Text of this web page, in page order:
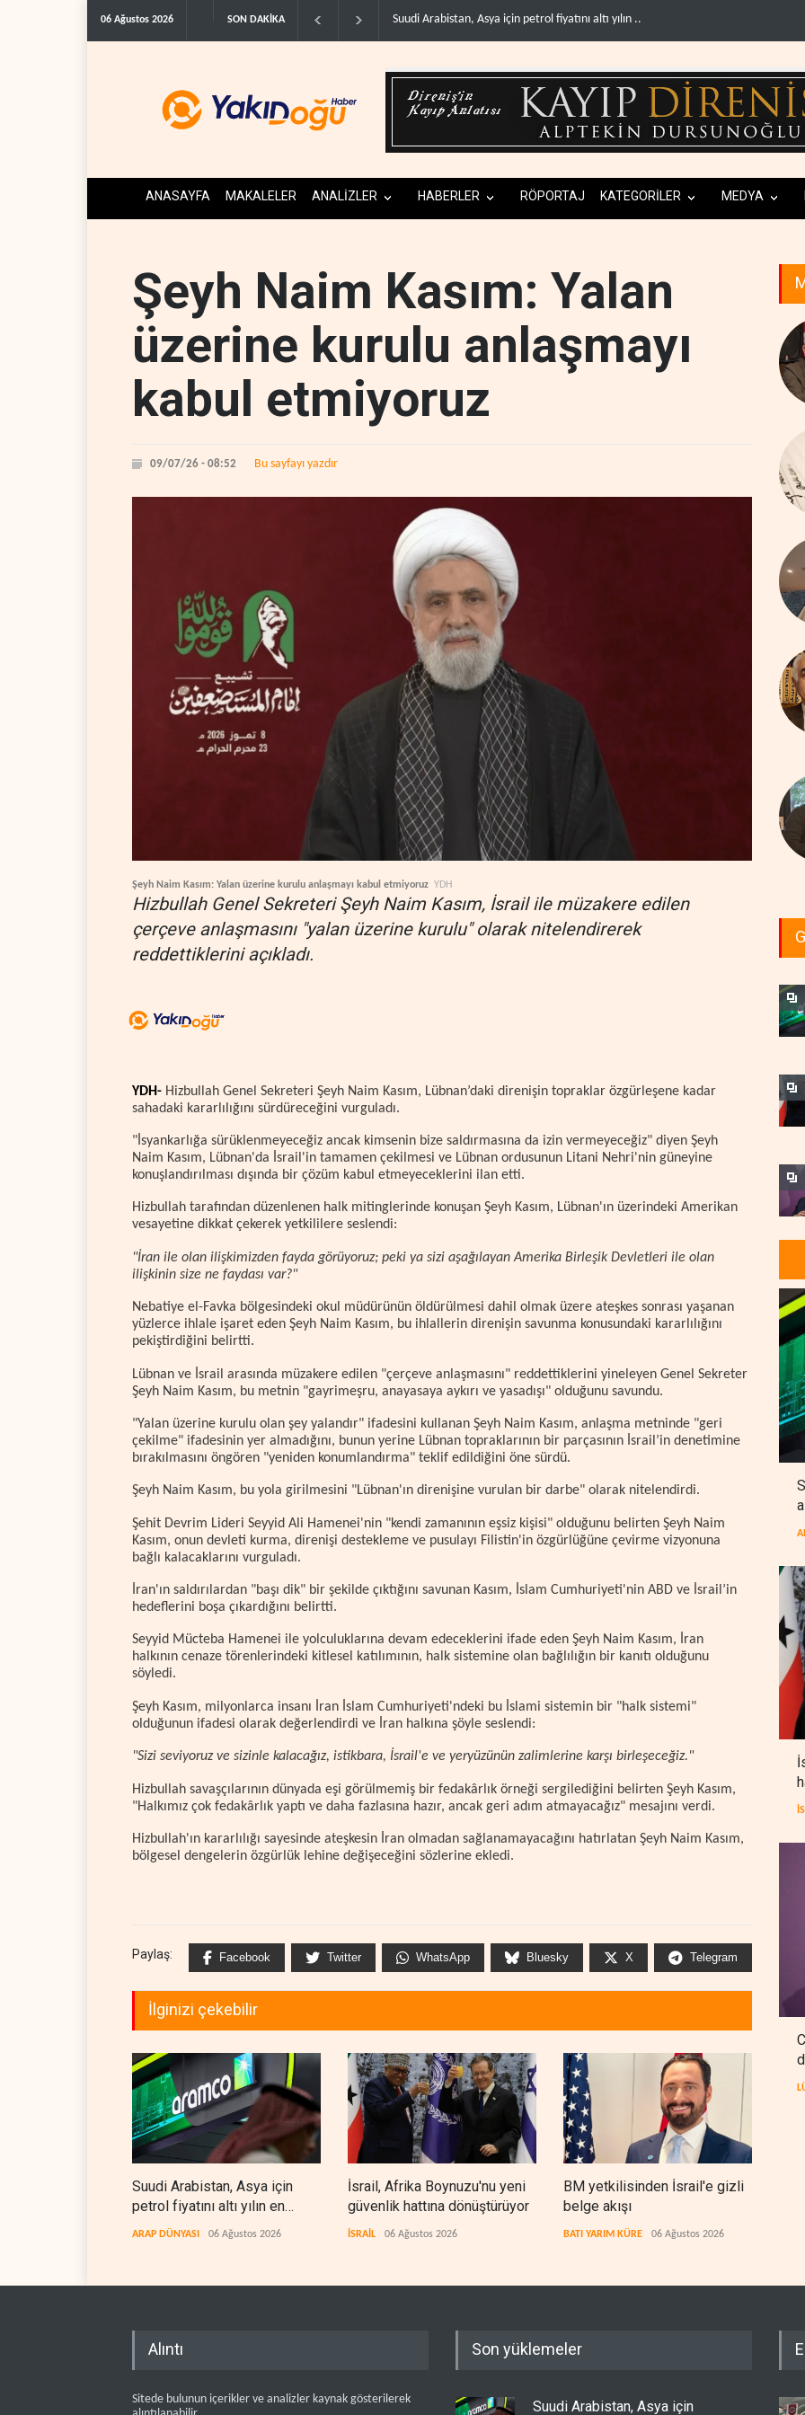
06 Ağustos 2026 SON DAKİKA
Suudi Arabistan, Asya için petrol fiyatını altı yılın .. İsrail, Afrika Boynuzu'nu yeni güvenlik hattına dönüşt..
ANASAYFA MAKALELER ANALİZLER HABERLER RÖPORTAJ KATEGORİLER MEDYA
Şeyh Naim Kasım: Yalan
üzerine kurulu anlaşmayı
kabul etmiyoruz
09/07/26 - 08:52 Bu sayfayı yazdır
Şeyh Naim Kasım: Yalan üzerine kurulu anlaşmayı kabul etmiyoruz YDH
Hizbullah Genel Sekreteri Şeyh Naim Kasım, İsrail ile müzakere edilen
çerçeve anlaşmasını "yalan üzerine kurulu" olarak nitelendirerek
reddettiklerini açıkladı.
YDH- Hizbullah Genel Sekreteri Şeyh Naim Kasım, Lübnan’daki direnişin topraklar özgürleşene kadar
sahadaki kararlılığını sürdüreceğini vurguladı.
"İsyankarlığa sürüklenmeyeceğiz ancak kimsenin bize saldırmasına da izin vermeyeceğiz" diyen Şeyh
Naim Kasım, Lübnan'da İsrail'in tamamen çekilmesi ve Lübnan ordusunun Litani Nehri'nin güneyine
konuşlandırılması dışında bir çözüm kabul etmeyeceklerini ilan etti.
Hizbullah tarafından düzenlenen halk mitinglerinde konuşan Şeyh Kasım, Lübnan'ın üzerindeki Amerikan
vesayetine dikkat çekerek yetkililere seslendi:
"İran ile olan ilişkimizden fayda görüyoruz; peki ya sizi aşağılayan Amerika Birleşik Devletleri ile olan
ilişkinin size ne faydası var?"
Nebatiye el-Favka bölgesindeki okul müdürünün öldürülmesi dahil olmak üzere ateşkes sonrası yaşanan
yüzlerce ihlale işaret eden Şeyh Naim Kasım, bu ihlallerin direnişin savunma konusundaki kararlılığını
pekiştirdiğini belirtti.
Lübnan ve İsrail arasında müzakere edilen "çerçeve anlaşmasını" reddettiklerini yineleyen Genel Sekreter
Şeyh Naim Kasım, bu metnin "gayrimeşru, anayasaya aykırı ve yasadışı" olduğunu savundu.
"Yalan üzerine kurulu olan şey yalandır" ifadesini kullanan Şeyh Naim Kasım, anlaşma metninde "geri
çekilme" ifadesinin yer almadığını, bunun yerine Lübnan topraklarının bir parçasının İsrail’in denetimine
bırakılmasını öngören "yeniden konumlandırma" teklif edildiğini öne sürdü.
Şeyh Naim Kasım, bu yola girilmesini "Lübnan'ın direnişine vurulan bir darbe" olarak nitelendirdi.
Şehit Devrim Lideri Seyyid Ali Hamenei'nin "kendi zamanının eşsiz kişisi" olduğunu belirten Şeyh Naim
Kasım, onun devleti kurma, direnişi destekleme ve pusulayı Filistin'in özgürlüğüne çevirme vizyonuna
bağlı kalacaklarını vurguladı.
İran'ın saldırılardan "başı dik" bir şekilde çıktığını savunan Kasım, İslam Cumhuriyeti'nin ABD ve İsrail’in
hedeflerini boşa çıkardığını belirtti.
Seyyid Mücteba Hamenei ile yolculuklarına devam edeceklerini ifade eden Şeyh Naim Kasım, İran
halkının cenaze törenlerindeki kitlesel katılımının, halk sistemine olan bağlılığın bir kanıtı olduğunu
söyledi.
Şeyh Kasım, milyonlarca insanı İran İslam Cumhuriyeti'ndeki bu İslami sistemin bir "halk sistemi"
olduğunun ifadesi olarak değerlendirdi ve İran halkına şöyle seslendi:
"Sizi seviyoruz ve sizinle kalacağız, istikbara, İsrail'e ve yeryüzünün zalimlerine karşı birleşeceğiz."
Hizbullah savaşçılarının dünyada eşi görülmemiş bir fedakârlık örneği sergilediğini belirten Şeyh Kasım,
"Halkımız çok fedakârlık yaptı ve daha fazlasına hazır, ancak geri adım atmayacağız" mesajını verdi.
Hizbullah'ın kararlılığı sayesinde ateşkesin İran olmadan sağlanamayacağını hatırlatan Şeyh Naim Kasım,
bölgesel dengelerin özgürlük lehine değişeceğini sözlerine ekledi.
Paylaş: Facebook Twitter WhatsApp Bluesky X Telegram
İlginizi çekebilir
Suudi Arabistan, Asya için
petrol fiyatını altı yılın en
düşüğüne indirdi
ARAP DÜNYASI 06 Ağustos 2026
İsrail, Afrika Boynuzu'nu yeni
güvenlik hattına dönüştürüyor
İSRAİL 06 Ağustos 2026
BM yetkilisinden İsrail'e gizli
belge akışı
BATI YARIM KÜRE 06 Ağustos 2026
Alıntı
Sitede bulunun içerikler ve analizler kaynak gösterilerek
Son yüklemeler
Suudi Arabistan, Asya için